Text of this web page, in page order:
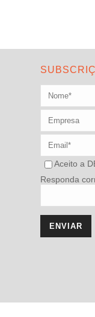
Aceito a
Responda